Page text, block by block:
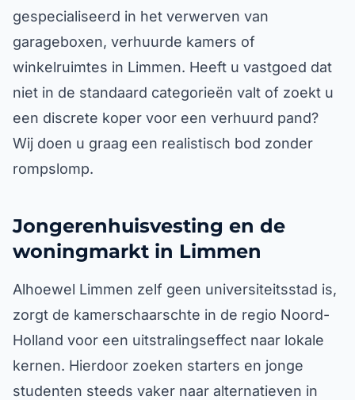
gespecialiseerd in het verwerven van
garageboxen, verhuurde kamers of
winkelruimtes in Limmen. Heeft u vastgoed dat
niet in de standaard categorieën valt of zoekt u
een discrete koper voor een verhuurd pand?
Wij doen u graag een realistisch bod zonder
rompslomp.
Jongerenhuisvesting en de
woningmarkt in Limmen
Alhoewel Limmen zelf geen universiteitsstad is,
zorgt de kamerschaarschte in de regio Noord-
Holland voor een uitstralingseffect naar lokale
kernen. Hierdoor zoeken starters en jonge
studenten steeds vaker naar alternatieven in